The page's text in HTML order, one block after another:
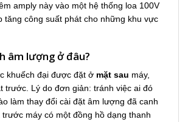
amply này vào một hệ thống loa 100V
tăng công suất phát cho những khu vực
âm lượng ở đâu?
khuếch đại được đặt ở mặt sau máy,
trước. Lý do đơn giản: tránh việc ai đó
làm thay đổi cài đặt âm lượng đã canh
máy có một đồng hồ dạng thanh